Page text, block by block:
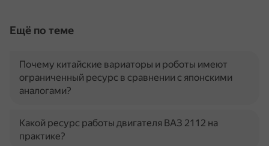
Ещё по теме
Почему китайские вариаторы и роботы имеют
ограниченный ресурс в сравнении с японскими
аналогами?
Какой ресурс работы двигателя ВАЗ 2112 на
практике?